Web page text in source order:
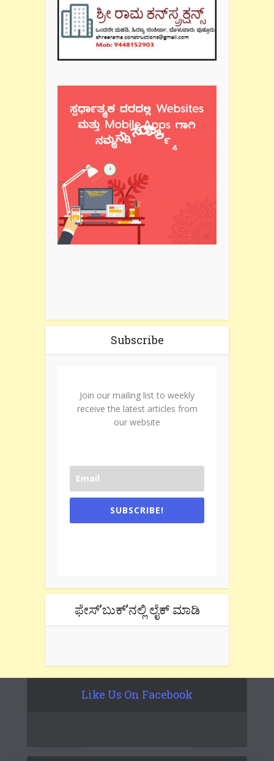
Subscribe
Join our mailing list to weekly
receive the latest articles from
our website
SUBSCRIBE!
ಫೇಸ್’ಬುಕ್’ನಲ್ಲಿ ಲೈಕ್ ಮಾಡಿ
Like Us On Facebook